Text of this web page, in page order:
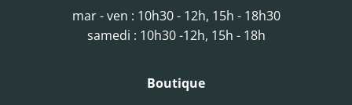
mar - ven : 10h30 - 12h, 15h - 18h30
samedi : 10h30 -12h, 15h - 18h
Boutique